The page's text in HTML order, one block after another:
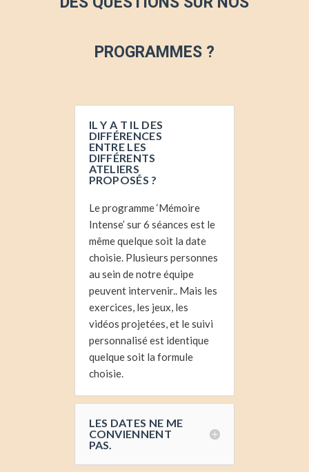
PROGRAMMES ?
IL Y A T IL DES
DIFFÉRENCES
ENTRE LES
DIFFÉRENTS
ATELIERS
PROPOSÉS ?
Le programme ‘Mémoire
Intense’ sur 6 séances est le
même quelque soit la date
choisie. Plusieurs personnes
au sein de notre équipe
peuvent intervenir.. Mais les
exercices, les jeux, les
vidéos projetées, et le suivi
personnalisé est identique
quelque soit la formule
choisie.
LES DATES NE ME
CONVIENNENT
PAS.